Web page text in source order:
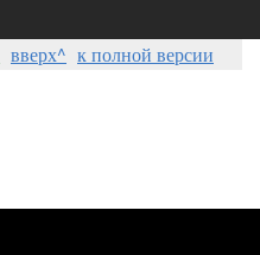
вверх^ к полной версии